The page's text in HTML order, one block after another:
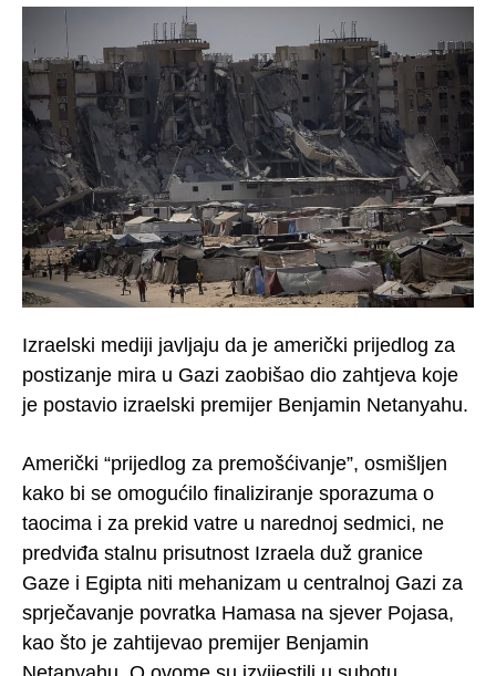
Izraelski mediji javljaju da je američki prijedlog za
postizanje mira u Gazi zaobišao dio zahtjeva koje
je postavio izraelski premijer Benjamin Netanyahu.
Američki “prijedlog za premošćivanje”, osmišljen
kako bi se omogućilo finaliziranje sporazuma o
taocima i za prekid vatre u narednoj sedmici, ne
predviđa stalnu prisutnost Izraela duž granice
Gaze i Egipta niti mehanizam u centralnoj Gazi za
sprječavanje povratka Hamasa na sjever Pojasa,
kao što je zahtijevao premijer Benjamin